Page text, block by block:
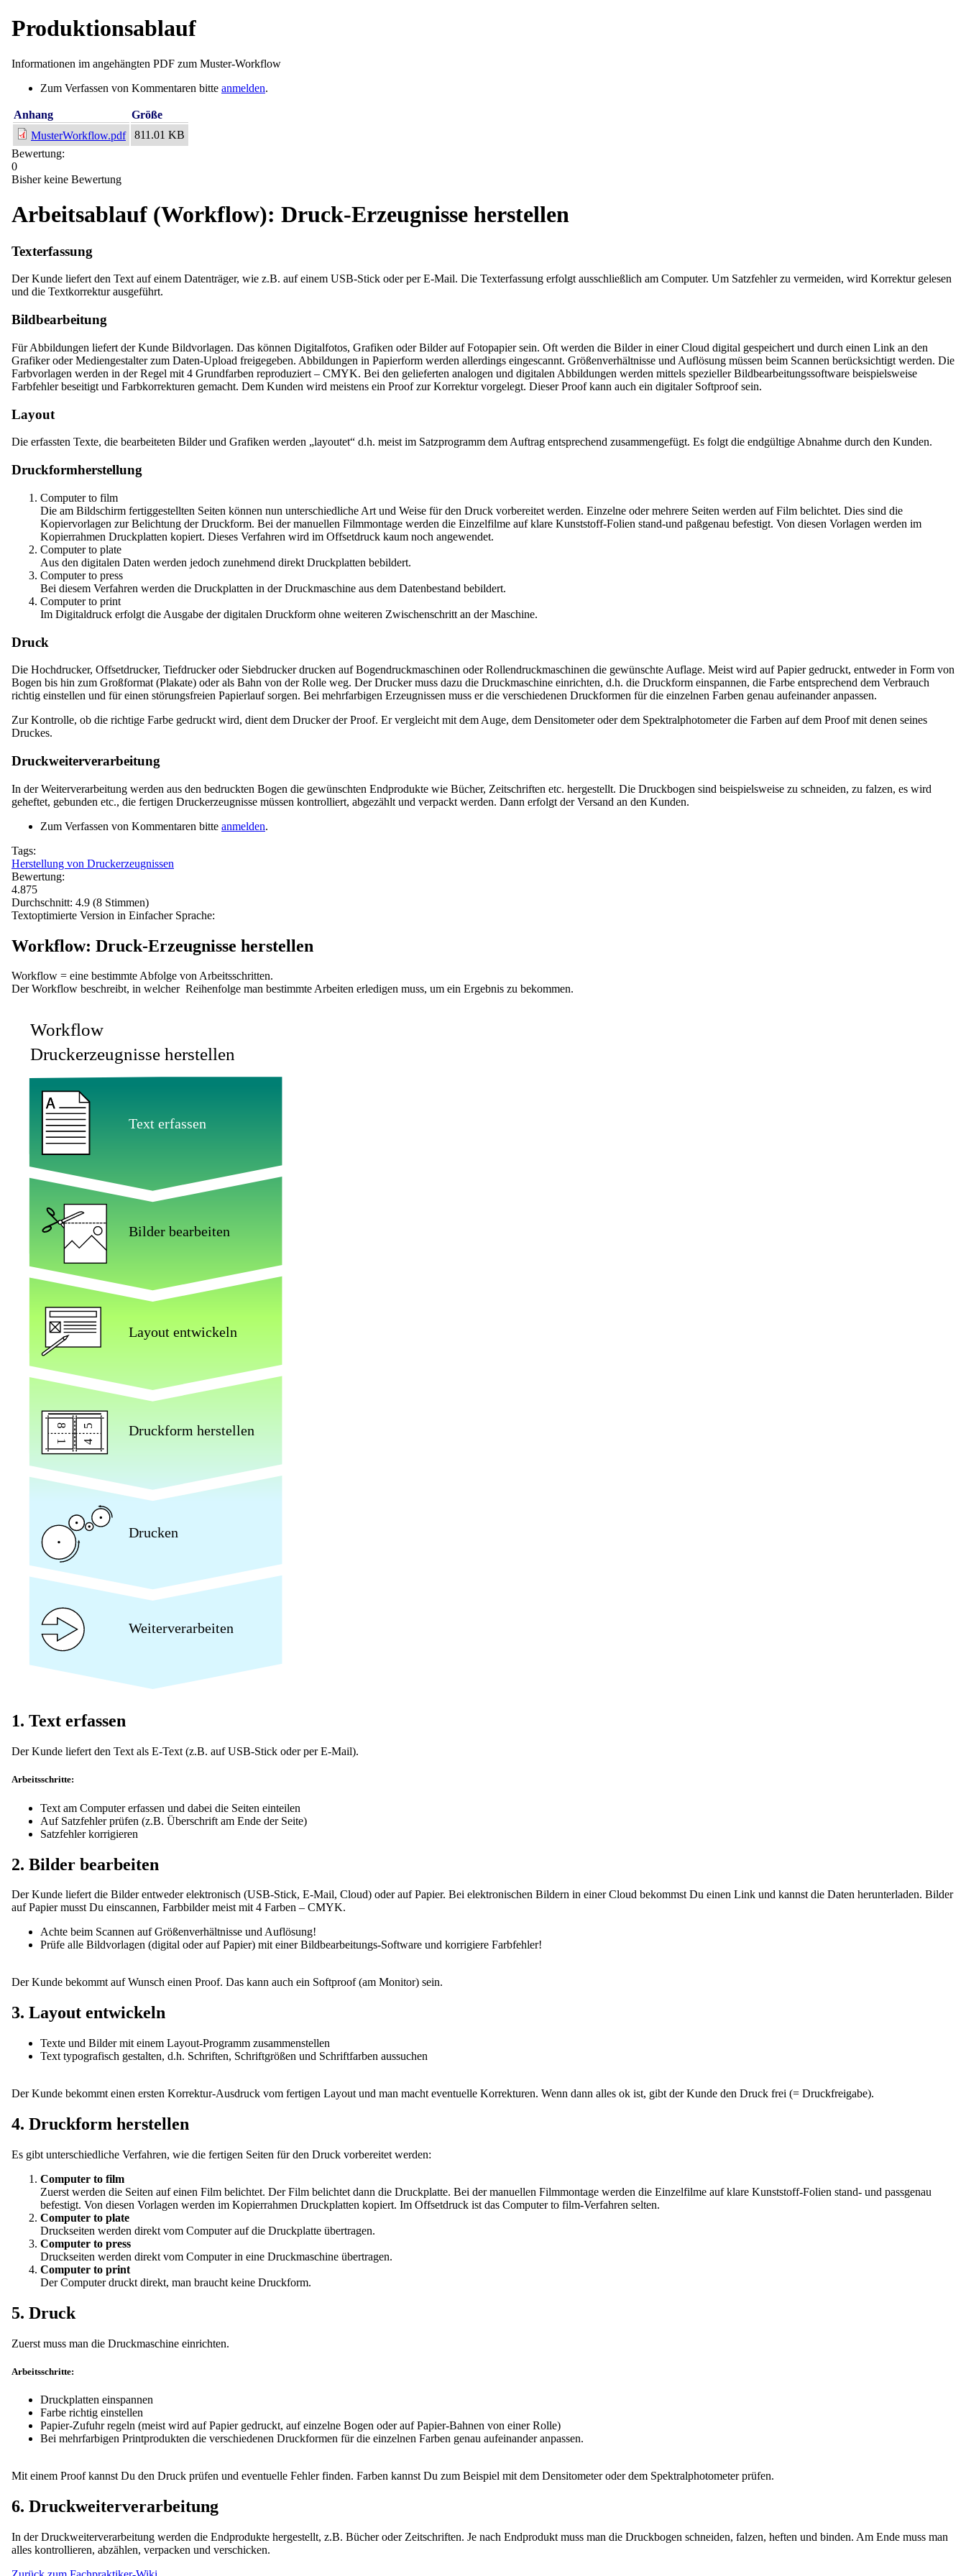
Produktionsablauf
Informationen im angehängten PDF zum Muster-Workflow
Zum Verfassen von Kommentaren bitte anmelden.
Anhang
Größe
MusterWorkflow.pdf
811.01 KB
Bewertung:
0
Bisher keine Bewertung
Arbeitsablauf (Workflow): Druck-Erzeugnisse herstellen
Texterfassung
Der Kunde liefert den Text auf einem Datenträger, wie z.B. auf einem USB-Stick oder per E-Mail. Die Texterfassung erfolgt ausschließlich am Computer. Um Satzfehler zu vermeiden, wird Korrektur gelesen
und die Textkorrektur ausgeführt.
Bildbearbeitung
Für Abbildungen liefert der Kunde Bildvorlagen. Das können Digitalfotos, Grafiken oder Bilder auf Fotopapier sein. Oft werden die Bilder in einer Cloud digital gespeichert und durch einen Link an den
Grafiker oder Mediengestalter zum Daten-Upload freigegeben. Abbildungen in Papierform werden allerdings eingescannt. Größenverhältnisse und Auflösung müssen beim Scannen berücksichtigt werden. Die
Farbvorlagen werden in der Regel mit 4 Grundfarben reproduziert – CMYK. Bei den gelieferten analogen und digitalen Abbildungen werden mittels spezieller Bildbearbeitungssoftware beispielsweise
Farbfehler beseitigt und Farbkorrekturen gemacht. Dem Kunden wird meistens ein Proof zur Korrektur vorgelegt. Dieser Proof kann auch ein digitaler Softproof sein.
Layout
Die erfassten Texte, die bearbeiteten Bilder und Grafiken werden „layoutet“ d.h. meist im Satzprogramm dem Auftrag entsprechend zusammengefügt. Es folgt die endgültige Abnahme durch den Kunden.
Druckformherstellung
Computer to film
Die am Bildschirm fertiggestellten Seiten können nun unterschiedliche Art und Weise für den Druck vorbereitet werden. Einzelne oder mehrere Seiten werden auf Film belichtet. Dies sind die
Kopiervorlagen zur Belichtung der Druckform. Bei der manuellen Filmmontage werden die Einzelfilme auf klare Kunststoff-Folien stand-und paßgenau befestigt. Von diesen Vorlagen werden im
Kopierrahmen Druckplatten kopiert. Dieses Verfahren wird im Offsetdruck kaum noch angewendet.
Computer to plate
Aus den digitalen Daten werden jedoch zunehmend direkt Druckplatten bebildert.
Computer to press
Bei diesem Verfahren werden die Druckplatten in der Druckmaschine aus dem Datenbestand bebildert.
Computer to print
Im Digitaldruck erfolgt die Ausgabe der digitalen Druckform ohne weiteren Zwischenschritt an der Maschine.
Druck
Die Hochdrucker, Offsetdrucker, Tiefdrucker oder Siebdrucker drucken auf Bogendruckmaschinen oder Rollendruckmaschinen die gewünschte Auflage. Meist wird auf Papier gedruckt, entweder in Form von
Bogen bis hin zum Großformat (Plakate) oder als Bahn von der Rolle weg. Der Drucker muss dazu die Druckmaschine einrichten, d.h. die Druckform einspannen, die Farbe entsprechend dem Verbrauch
richtig einstellen und für einen störungsfreien Papierlauf sorgen. Bei mehrfarbigen Erzeugnissen muss er die verschiedenen Druckformen für die einzelnen Farben genau aufeinander anpassen.
Zur Kontrolle, ob die richtige Farbe gedruckt wird, dient dem Drucker der Proof. Er vergleicht mit dem Auge, dem Densitometer oder dem Spektralphotometer die Farben auf dem Proof mit denen seines
Druckes.
Druckweiterverarbeitung
In der Weiterverarbeitung werden aus den bedruckten Bogen die gewünschten Endprodukte wie Bücher, Zeitschriften etc. hergestellt. Die Druckbogen sind beispielsweise zu schneiden, zu falzen, es wird
geheftet, gebunden etc., die fertigen Druckerzeugnisse müssen kontrolliert, abgezählt und verpackt werden. Dann erfolgt der Versand an den Kunden.
Zum Verfassen von Kommentaren bitte anmelden.
Tags:
Herstellung von Druckerzeugnissen
Bewertung:
4.875
Durchschnitt: 4.9 (8 Stimmen)
Textoptimierte Version in Einfacher Sprache:
Workflow: Druck-Erzeugnisse herstellen
Workflow = eine bestimmte Abfolge von Arbeitsschritten.
Der Workflow beschreibt, in welcher Reihenfolge man bestimmte Arbeiten erledigen muss, um ein Ergebnis zu bekommen.
1. Text erfassen
Der Kunde liefert den Text als E-Text (z.B. auf USB-Stick oder per E-Mail).
Arbeitsschritte:
Text am Computer erfassen und dabei die Seiten einteilen
Auf Satzfehler prüfen (z.B. Überschrift am Ende der Seite)
Satzfehler korrigieren
2. Bilder bearbeiten
Der Kunde liefert die Bilder entweder elektronisch (USB-Stick, E-Mail, Cloud) oder auf Papier. Bei elektronischen Bildern in einer Cloud bekommst Du einen Link und kannst die Daten herunterladen. Bilder
auf Papier musst Du einscannen, Farbbilder meist mit 4 Farben – CMYK.
Achte beim Scannen auf Größenverhältnisse und Auflösung!
Prüfe alle Bildvorlagen (digital oder auf Papier) mit einer Bildbearbeitungs-Software und korrigiere Farbfehler!
Der Kunde bekommt auf Wunsch einen Proof. Das kann auch ein Softproof (am Monitor) sein.
3. Layout entwickeln
Texte und Bilder mit einem Layout-Programm zusammenstellen
Text typografisch gestalten, d.h. Schriften, Schriftgrößen und Schriftfarben aussuchen
Der Kunde bekommt einen ersten Korrektur-Ausdruck vom fertigen Layout und man macht eventuelle Korrekturen. Wenn dann alles ok ist, gibt der Kunde den Druck frei (= Druckfreigabe).
4. Druckform herstellen
Es gibt unterschiedliche Verfahren, wie die fertigen Seiten für den Druck vorbereitet werden:
Computer to film
Zuerst werden die Seiten auf einen Film belichtet. Der Film belichtet dann die Druckplatte. Bei der manuellen Filmmontage werden die Einzelfilme auf klare Kunststoff-Folien stand- und passgenau
befestigt. Von diesen Vorlagen werden im Kopierrahmen Druckplatten kopiert. Im Offsetdruck ist das Computer to film-Verfahren selten.
Computer to plate
Druckseiten werden direkt vom Computer auf die Druckplatte übertragen.
Computer to press
Druckseiten werden direkt vom Computer in eine Druckmaschine übertragen.
Computer to print
Der Computer druckt direkt, man braucht keine Druckform.
5. Druck
Zuerst muss man die Druckmaschine einrichten.
Arbeitsschritte:
Druckplatten einspannen
Farbe richtig einstellen
Papier-Zufuhr regeln (meist wird auf Papier gedruckt, auf einzelne Bogen oder auf Papier-Bahnen von einer Rolle)
Bei mehrfarbigen Printprodukten die verschiedenen Druckformen für die einzelnen Farben genau aufeinander anpassen.
Mit einem Proof kannst Du den Druck prüfen und eventuelle Fehler finden. Farben kannst Du zum Beispiel mit dem Densitometer oder dem Spektralphotometer prüfen.
6. Druckweiterverarbeitung
In der Druckweiterverarbeitung werden die Endprodukte hergestellt, z.B. Bücher oder Zeitschriften. Je nach Endprodukt muss man die Druckbogen schneiden, falzen, heften und binden. Am Ende muss man
alles kontrollieren, abzählen, verpacken und verschicken.